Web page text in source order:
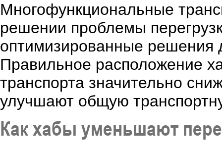
Многофункциональные
решении проблемы
оптимизированные решения
Правильное расположение
транспорта значительно
улучшают общую
Как хабы уменьшают